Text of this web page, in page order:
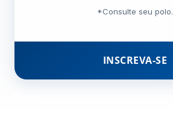
*Consulte seu polo.
INSCREVA-SE